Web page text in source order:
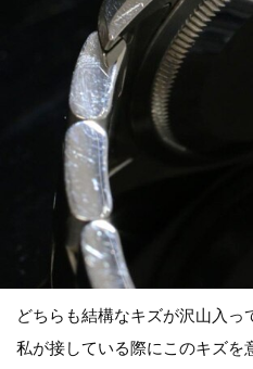
どちらも結構なキズが沢山入
私が接している際にこのキズを